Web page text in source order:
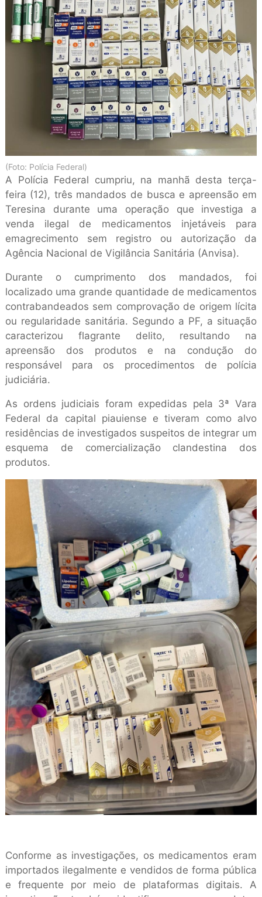
(Foto: Polícia Federal)
A Polícia Federal cumpriu, na manhã desta terça-
feira (12), três mandados de busca e apreensão em
Teresina durante uma operação que investiga a
venda ilegal de medicamentos injetáveis para
emagrecimento sem registro ou autorização da
Agência Nacional de Vigilância Sanitária (Anvisa).
Durante o cumprimento dos mandados, foi
localizado uma grande quantidade de medicamentos
contrabandeados sem comprovação de origem lícita
ou regularidade sanitária. Segundo a PF, a situação
caracterizou flagrante delito, resultando na
apreensão dos produtos e na condução do
responsável para os procedimentos de polícia
judiciária.
As ordens judiciais foram expedidas pela 3ª Vara
Federal da capital piauiense e tiveram como alvo
residências de investigados suspeitos de integrar um
esquema de comercialização clandestina dos
produtos.
Conforme as investigações, os medicamentos eram
importados ilegalmente e vendidos de forma pública
e frequente por meio de plataformas digitais. A